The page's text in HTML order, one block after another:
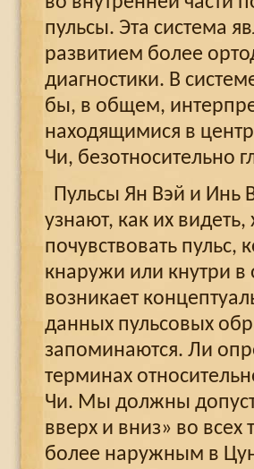
пульсы. Эта система
развитием более
диагностики. В
бы, в общем,
находящимися в
Чи, безотносительно
Пульсы Ян Вэй и Инь
узнают, как их
почувствовать пульс,
кнаружи или кнутри в
возникает
данных пульсовых
запоминаются. Ли
терминах
Чи. Мы должны
вверх и вниз» во всех
более наружным в